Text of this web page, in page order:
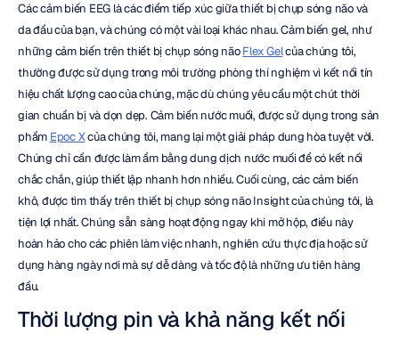
Các cảm biến EEG là các điểm tiếp xúc giữa thiết bị chụp sóng não và
da đầu của bạn, và chúng có một vài loại khác nhau. Cảm biến gel, như
những cảm biến trên thiết bị chụp sóng não Flex Gel của chúng tôi,
thường được sử dụng trong môi trường phòng thí nghiệm vì kết nối tín
hiệu chất lượng cao của chúng, mặc dù chúng yêu cầu một chút thời
gian chuẩn bị và dọn dẹp. Cảm biến nước muối, được sử dụng trong sản
phẩm Epoc X của chúng tôi, mang lại một giải pháp dung hòa tuyệt vời.
Chúng chỉ cần được làm ẩm bằng dung dịch nước muối để có kết nối
chắc chắn, giúp thiết lập nhanh hơn nhiều. Cuối cùng, các cảm biến
khô, được tìm thấy trên thiết bị chụp sóng não Insight của chúng tôi, là
tiện lợi nhất. Chúng sẵn sàng hoạt động ngay khi mở hộp, điều này
hoàn hảo cho các phiên làm việc nhanh, nghiên cứu thực địa hoặc sử
dụng hàng ngày nơi mà sự dễ dàng và tốc độ là những ưu tiên hàng
đầu.
Thời lượng pin và khả năng kết nối